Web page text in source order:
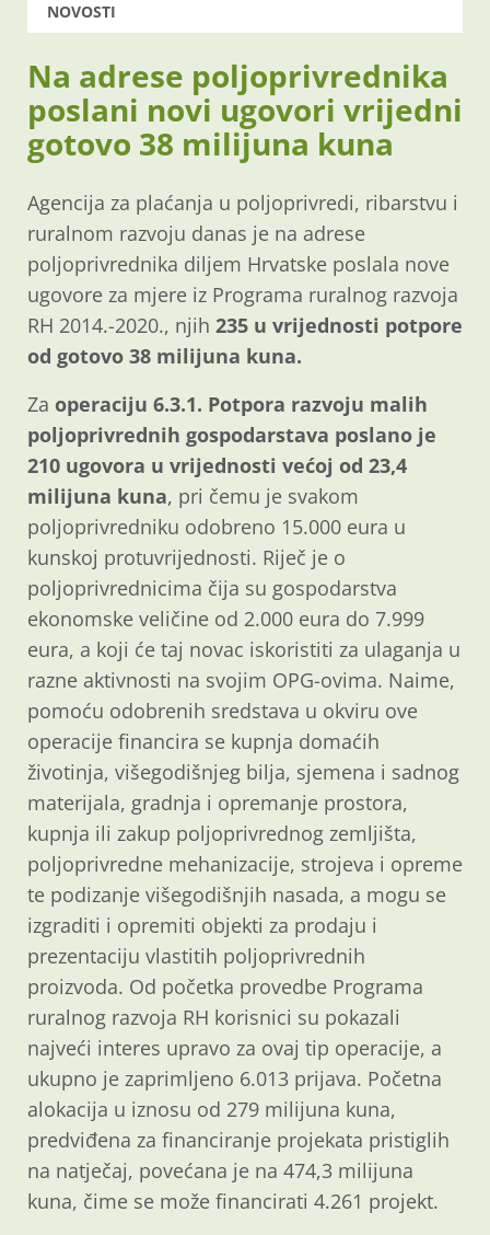
NOVOSTI
Na adrese poljoprivrednika
poslani novi ugovori vrijedni
gotovo 38 milijuna kuna
Agencija za plaćanja u poljoprivredi, ribarstvu i
ruralnom razvoju danas je na adrese
poljoprivrednika diljem Hrvatske poslala nove
ugovore za mjere iz Programa ruralnog razvoja
RH 2014.-2020., njih 235 u vrijednosti potpore
od gotovo 38 milijuna kuna.
Za operaciju 6.3.1. Potpora razvoju malih
poljoprivrednih gospodarstava poslano je
210 ugovora u vrijednosti većoj od 23,4
milijuna kuna, pri čemu je svakom
poljoprivredniku odobreno 15.000 eura u
kunskoj protuvrijednosti. Riječ je o
poljoprivrednicima čija su gospodarstva
ekonomske veličine od 2.000 eura do 7.999
eura, a koji će taj novac iskoristiti za ulaganja u
razne aktivnosti na svojim OPG-ovima. Naime,
pomoću odobrenih sredstava u okviru ove
operacije financira se kupnja domaćih
životinja, višegodišnjeg bilja, sjemena i sadnog
materijala, gradnja i opremanje prostora,
kupnja ili zakup poljoprivrednog zemljišta,
poljoprivredne mehanizacije, strojeva i opreme
te podizanje višegodišnjih nasada, a mogu se
izgraditi i opremiti objekti za prodaju i
prezentaciju vlastitih poljoprivrednih
proizvoda. Od početka provedbe Programa
ruralnog razvoja RH korisnici su pokazali
najveći interes upravo za ovaj tip operacije, a
ukupno je zaprimljeno 6.013 prijava. Početna
alokacija u iznosu od 279 milijuna kuna,
predviđena za financiranje projekata pristiglih
na natječaj, povećana je na 474,3 milijuna
kuna, čime se može financirati 4.261 projekt.